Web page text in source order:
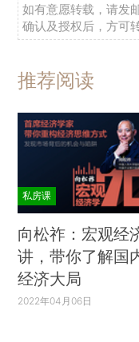
如有意愿转载，请发
确认及授权后，方可转
推荐阅读
私房课
向松祚：宏观经
讲，带你了解国
经济大局
2022年04月06日